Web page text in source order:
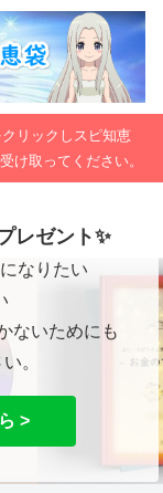
リックしスピ知恵
け取ってください。
レゼント✨
なりたい
ないためにも
。
>